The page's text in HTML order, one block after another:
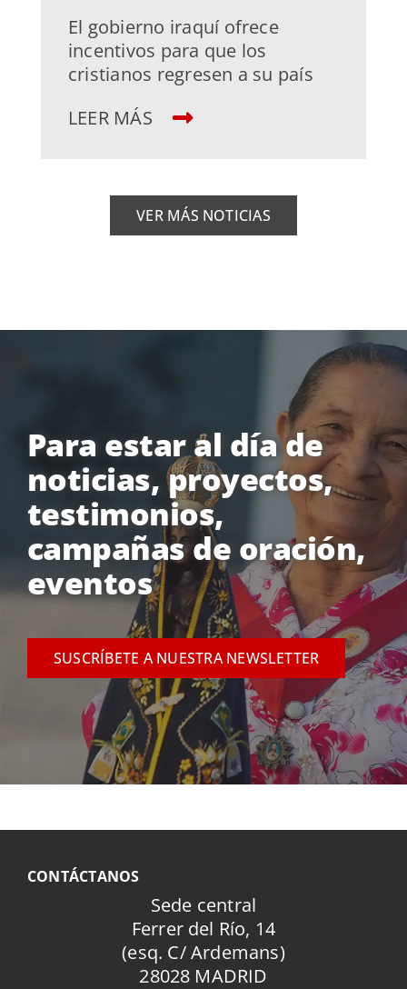
El gobierno iraquí ofrece
incentivos para que los
cristianos regresen a su país
LEER MÁS
VER MÁS NOTICIAS
Para estar al día de
noticias, proyectos,
testimonios,
campañas de oración,
eventos
SUSCRÍBETE A NUESTRA NEWSLETTER
CONTÁCTANOS
Sede central
Ferrer del Río, 14
(esq. C/ Ardemans)
28028 MADRID